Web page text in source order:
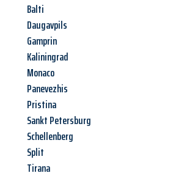
Balti
Daugavpils
Gamprin
Kaliningrad
Monaco
Panevezhis
Pristina
Sankt Petersburg
Schellenberg
Split
Tirana